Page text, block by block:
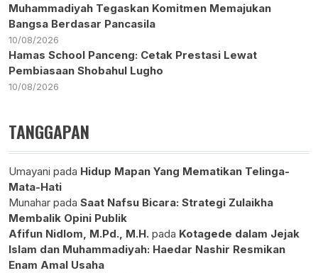
Muhammadiyah Tegaskan Komitmen Memajukan
Bangsa Berdasar Pancasila
10/08/2026
Hamas School Panceng: Cetak Prestasi Lewat
Pembiasaan Shobahul Lugho
10/08/2026
TANGGAPAN
Umayani pada Hidup Mapan Yang Mematikan Telinga-
Mata-Hati
Munahar pada Saat Nafsu Bicara: Strategi Zulaikha
Membalik Opini Publik
Afifun Nidlom, M.Pd., M.H. pada Kotagede dalam Jejak
Islam dan Muhammadiyah: Haedar Nashir Resmikan
Enam Amal Usaha